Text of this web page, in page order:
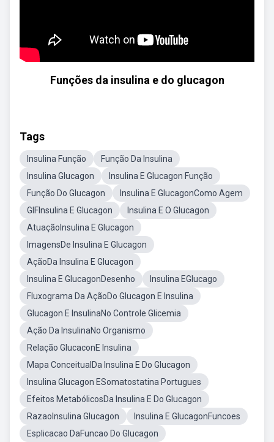
Funções da insulina e do glucagon
Tags
Insulina Função
Função Da Insulina
Insulina Glucagon
Insulina E Glucagon Função
Função Do Glucagon
Insulina E GlucagonComo Agem
GIFInsulina E Glucagon
Insulina E O Glucagon
AtuaçãoInsulina E Glucagon
ImagensDe Insulina E Glucagon
AçãoDa Insulina E Glucagon
Insulina E GlucagonDesenho
Insulina EGlucago
Fluxograma Da AçãoDo Glucagon E Insulina
Glucagon E InsulinaNo Controle Glicemia
Ação Da InsulinaNo Organismo
Relação GlucaconE Insulina
Mapa ConceitualDa Insulina E Do Glucagon
Insulina Glucagon ESomatostatina Portugues
Efeitos MetabólicosDa Insulina E Do Glucagon
RazaoInsulina Glucagon
Insulina E GlucagonFuncoes
Esplicacao DaFuncao Do Glucagon